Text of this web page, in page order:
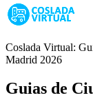
Coslada Virtual:
Madrid 2026
Guias de